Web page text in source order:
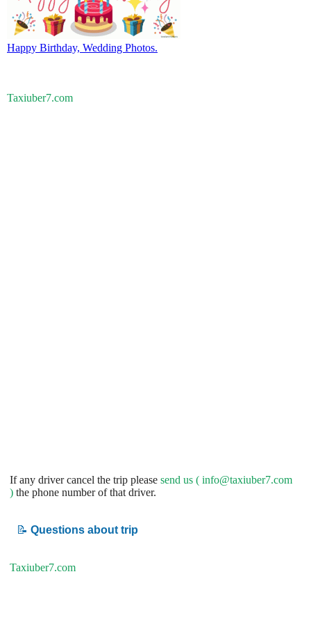
Happy Birthday, Wedding Photos.
Taxiuber7.com
If any driver cancel the trip please send us ( info@taxiuber7.com
) the phone number of that driver.
📝 Questions about trip
Taxiuber7.com